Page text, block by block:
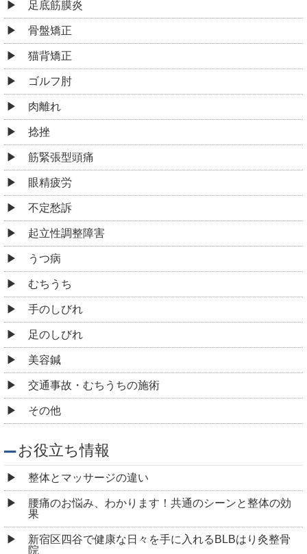
足底筋膜炎
骨盤矯正
猫背矯正
ゴルフ肘
肉離れ
捻挫
筋緊張型頭痛
眼精疲労
不定愁訴
起立性調整障害
うつ病
むちうち
手のしびれ
足のしびれ
美容鍼
交通事故・むちうちの施術
その他
お役立ち情報
整体とマッサージの違い
腰痛のお悩み、わかります！共通のシーンと整体の効
果
新宿区四谷で健康な日々を手に入れるBLBはり灸整骨
院